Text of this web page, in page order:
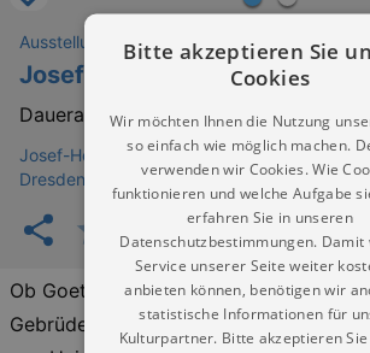
Ausstellungen
Josef-Hegenbarth-Archiv
Dauerausstellung
Josef-Hegenbarth-Archiv - Staatliche
Dresden
Ob Goethes „Faust“, die „Arche
Gebrüder Grimm, Hauffs „Kalif Storch“
Bitte akzeptieren Sie
Cookies
Wir möchten Ihnen die Nutzung
so einfach wie möglich machen.
verwenden wir Cookies. Wie
funktionieren und welche Aufgabe
erfahren Sie in unseren
Datenschutzbestimmungen. Damit
Service unserer Seite weiter
anbieten können, benötigen wir
statistische Informationen für
Kulturpartner. Bitte akzeptieren